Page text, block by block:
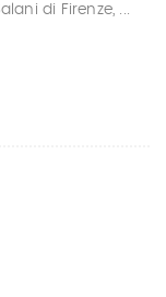
di Firenze, ...